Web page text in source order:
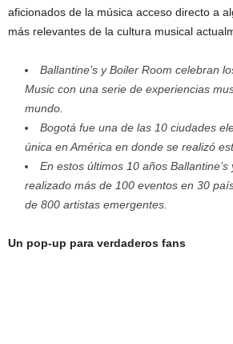
aficionados de la música acceso directo a
más relevantes de la cultura musical
Ballantine’s y Boiler Room celebran
Music con una serie de experiencias
mundo.
Bogotá fue una de las 10 ciudades
única en América en donde se realizó
En estos últimos 10 años
realizado más de 100 eventos en 30
de 800 artistas emergentes.
Un pop-up para verdaderos fans